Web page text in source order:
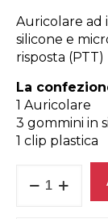
Auricolare ad
silicone e
risposta (PTT)
La
1 Auricolare
3 gommini in
1 clip plastica
Earbuds